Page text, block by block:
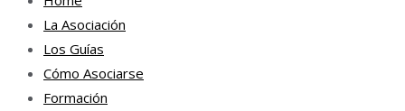
La Asociación
Los Guías
Cómo Asociarse
Formación